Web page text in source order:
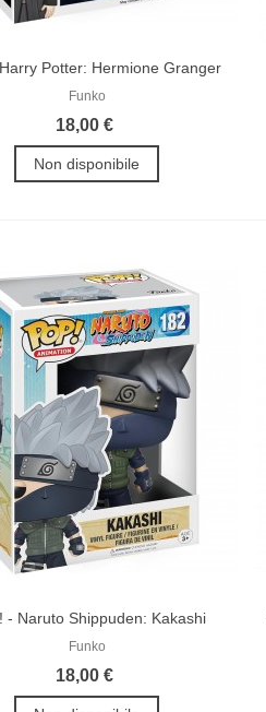
Potter: Hermione Granger
Funko
18,00 €
Non disponibile
- Naruto Shippuden: Kakashi
Funko
18,00 €